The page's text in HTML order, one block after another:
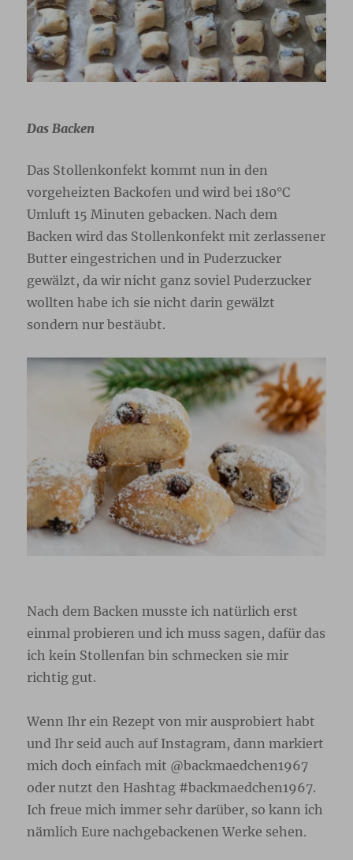
Das Backen
Das Stollenkonfekt kommt nun in den
vorgeheizten Backofen und wird bei 180°C
Umluft 15 Minuten gebacken. Nach dem
Backen wird das Stollenkonfekt mit zerlassener
Butter eingestrichen und in Puderzucker
gewälzt, da wir nicht ganz soviel Puderzucker
wollten habe ich sie nicht darin gewälzt
sondern nur bestäubt.
Nach dem Backen musste ich natürlich erst
einmal probieren und ich muss sagen, dafür das
ich kein Stollenfan bin schmecken sie mir
richtig gut.
Wenn Ihr ein Rezept von mir ausprobiert habt
und Ihr seid auch auf Instagram, dann markiert
mich doch einfach mit @backmaedchen1967
oder nutzt den Hashtag #backmaedchen1967.
Ich freue mich immer sehr darüber, so kann ich
nämlich Eure nachgebackenen Werke sehen.